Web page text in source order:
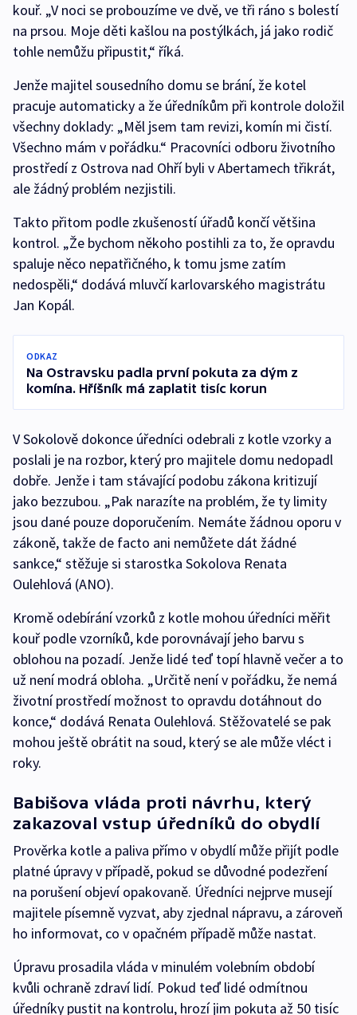
kouř. „V noci se probouzíme ve dvě, ve tři ráno s bolestí
na prsou. Moje děti kašlou na postýlkách, já jako rodič
tohle nemůžu připustit,“ říká.
Jenže majitel sousedního domu se brání, že kotel
pracuje automaticky a že úředníkům při kontrole doložil
všechny doklady: „Měl jsem tam revizi, komín mi čistí.
Všechno mám v pořádku.“ Pracovníci odboru životního
prostředí z Ostrova nad Ohří byli v Abertamech třikrát,
ale žádný problém nezjistili.
Takto přitom podle zkušeností úřadů končí většina
kontrol. „Že bychom někoho postihli za to, že opravdu
spaluje něco nepatřičného, k tomu jsme zatím
nedospěli,“ dodává mluvčí karlovarského magistrátu
Jan Kopál.
ODKAZ
Na Ostravsku padla první pokuta za dým z
komína. Hříšník má zaplatit tisíc korun
V Sokolově dokonce úředníci odebrali z kotle vzorky a
poslali je na rozbor, který pro majitele domu nedopadl
dobře. Jenže i tam stávající podobu zákona kritizují
jako bezzubou. „Pak narazíte na problém, že ty limity
jsou dané pouze doporučením. Nemáte žádnou oporu v
zákoně, takže de facto ani nemůžete dát žádné
sankce,“ stěžuje si starostka Sokolova Renata
Oulehlová (ANO).
Kromě odebírání vzorků z kotle mohou úředníci měřit
kouř podle vzorníků, kde porovnávají jeho barvu s
oblohou na pozadí. Jenže lidé teď topí hlavně večer a to
už není modrá obloha. „Určitě není v pořádku, že nemá
životní prostředí možnost to opravdu dotáhnout do
konce,“ dodává Renata Oulehlová. Stěžovatelé se pak
mohou ještě obrátit na soud, který se ale může vléct i
roky.
Babišova vláda proti návrhu, který
zakazoval vstup úředníků do obydlí
Prověrka kotle a paliva přímo v obydlí může přijít podle
platné úpravy v případě, pokud se důvodné podezření
na porušení objeví opakovaně. Úředníci nejprve musejí
majitele písemně vyzvat, aby zjednal nápravu, a zároveň
ho informovat, co v opačném případě může nastat.
Úpravu prosadila vláda v minulém volebním období
kvůli ochraně zdraví lidí. Pokud teď lidé odmítnou
úředníky pustit na kontrolu, hrozí jim pokuta až 50 tisíc